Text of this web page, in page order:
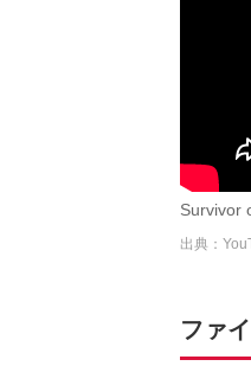
Survivor
出典：
ファ